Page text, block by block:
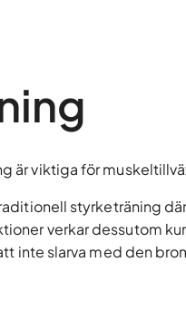
är viktiga för
styrketräning
verkar dessutom
inte slarva med den